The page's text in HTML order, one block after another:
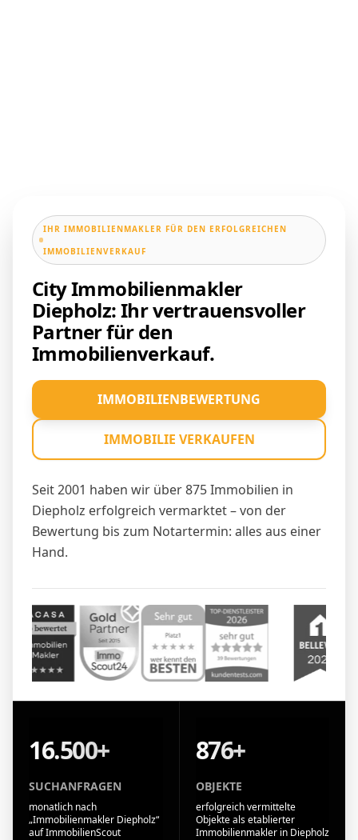
IHR IMMOBILIENMAKLER FÜR DEN ERFOLGREICHEN
IMMOBILIENVERKAUF
City Immobilienmakler
Diepholz: Ihr vertrauensvoller
Partner für den
Immobilienverkauf.
Seit 2001 haben wir über 875 Immobilien in
Diepholz erfolgreich vermarktet – von der
Bewertung bis zum Notartermin: alles aus einer
Hand.
IMMOBILIENBEWERTUNG
IMMOBILIE VERKAUFEN
16.500+
SUCHANFRAGEN
monatlich nach
„Immobilienmakler Diepholz“
auf ImmobilienScout
876+
OBJEKTE
erfolgreich vermittelte
Objekte als etablierter
Immobilienmakler in Diepholz